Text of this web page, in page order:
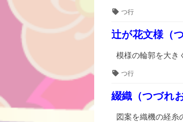
タ つ行
辻が花文様（
模様の輪郭を大き
タ つ行
綴織（つづれ
図案を織機の経糸